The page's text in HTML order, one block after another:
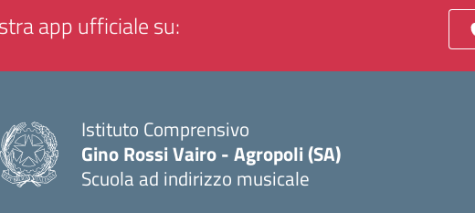
app ufficiale su:
Istituto Comprensivo
Gino Rossi Vairo - Agropoli (SA)
Scuola ad indirizzo musicale